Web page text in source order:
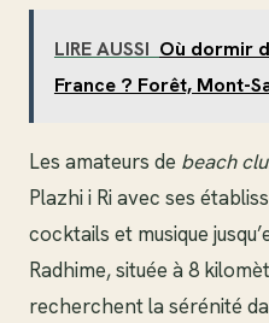
LIRE AUSSI Où dormir
France ? Forêt, Mont-
Les amateurs de beach
Plazhi i Ri avec ses
cocktails et musique
Radhime, située à 8
recherchent la sérénité